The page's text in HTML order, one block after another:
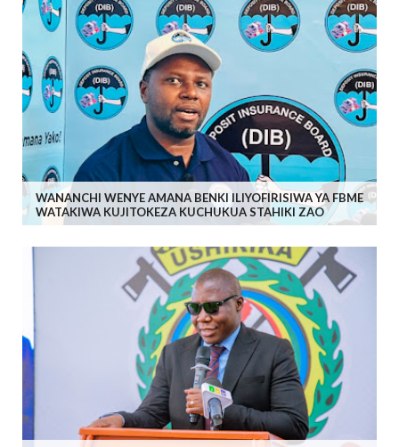
WANANCHI WENYE AMANA BENKI ILIYOFIRISIWA YA FBME
WATAKIWA KUJITOKEZA KUCHUKUA STAHIKI ZAO